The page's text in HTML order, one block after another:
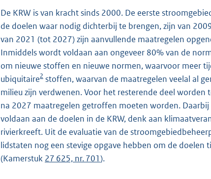
De KRW is van kracht sinds 2000. De eerste
de doelen waar nodig dichterbij te brengen, zijn van
van 2021 (tot 2027) zijn aanvullende maatregelen
Inmiddels wordt voldaan aan ongeveer 80% van de
om nieuwe stoffen en nieuwe normen, waarvoor meer
ubiquitaire2 stoffen, waarvan de maatregelen veelal al
milieu zijn verdwenen. Voor het resterende deel
na 2027 maatregelen getroffen moeten worden.
voldaan aan de doelen in de KRW, denk aan
rivierkreeft. Uit de evaluatie van de
lidstaten nog een stevige opgave hebben om de
(Kamerstuk 27 625, nr. 701).